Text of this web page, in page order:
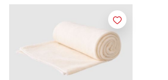
Merken